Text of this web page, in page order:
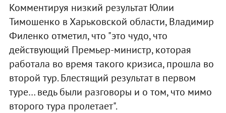
Комментируя низкий результат Юлии
Тимошенко в Харьковской области, Владимир
Филенко отметил, что "это чудо, что
действующий Премьер-министр, которая
работала во время такого кризиса, прошла во
второй тур. Блестящий результат в первом
туре… ведь были разговоры и о том, что мимо
второго тура пролетает".